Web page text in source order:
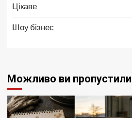
Цікаве
Шоу бізнес
Можливо ви пропустили